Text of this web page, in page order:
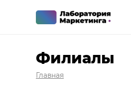
Филиалы
Главная